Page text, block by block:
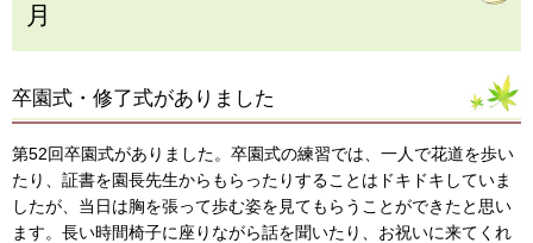
月
卒園式・修了式がありました
第52回卒園式がありました。卒園式の練習では、一人で花道を歩い
たり、証書を園長先生からもらったりすることはドキドキしていま
したが、当日は胸を張って歩む姿を見てもらうことができたと思い
ます。長い時間椅子に座りながら話を聞いたり、お祝いに来てくれ